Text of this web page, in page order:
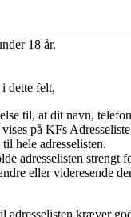
18 år.
dette felt,
til, at dit navn,
på KFs
hele adresselisten.
adresselisten strengt
eller videresende
adresselisten kræver